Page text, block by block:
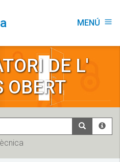
MENÚ menu
DE L'
OBERT